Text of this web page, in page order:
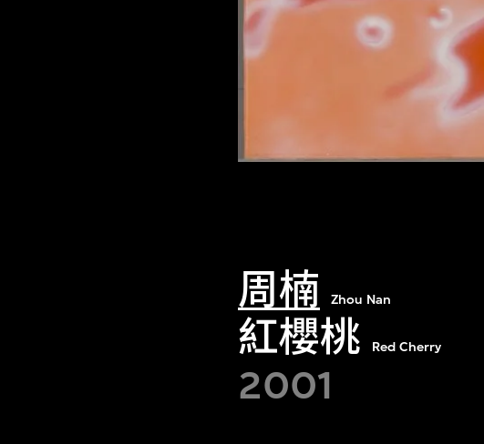
周楠 Zhou Nan
紅櫻桃 Red Cherry
2001